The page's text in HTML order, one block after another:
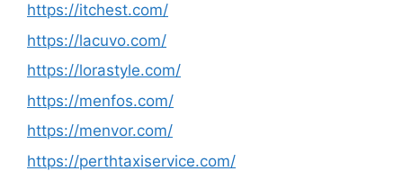
https://itchest.com/
https://lacuvo.com/
https://lorastyle.com/
https://menfos.com/
https://menvor.com/
https://perthtaxiservice.com/